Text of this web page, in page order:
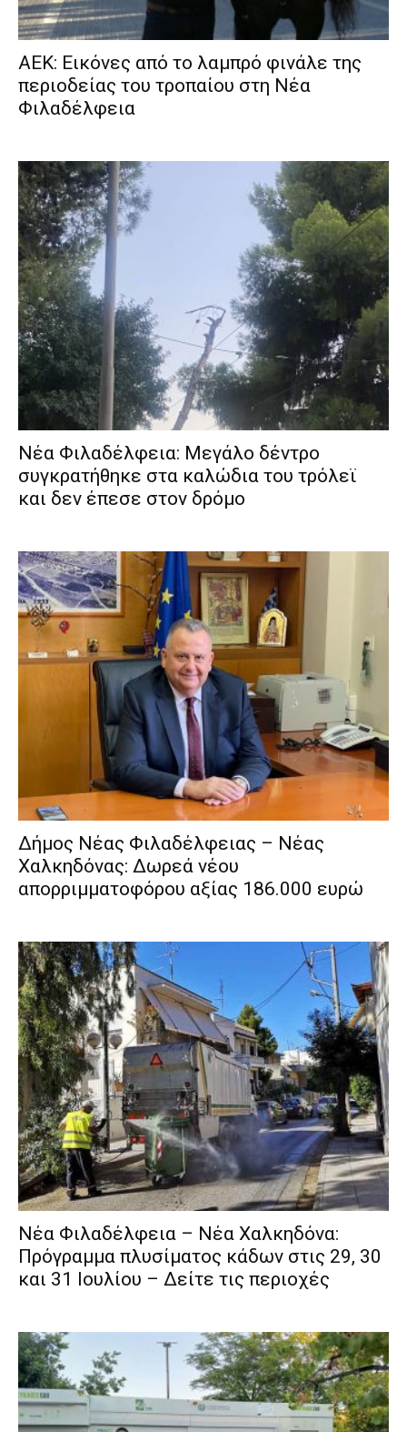
ΑΕΚ: Εικόνες από το λαμπρό φινάλε της
περιοδείας του τροπαίου στη Νέα
Φιλαδέλφεια
Νέα Φιλαδέλφεια: Μεγάλο δέντρο
συγκρατήθηκε στα καλώδια του τρόλεϊ
και δεν έπεσε στον δρόμο
Δήμος Νέας Φιλαδέλφειας – Νέας
Χαλκηδόνας: Δωρεά νέου
απορριμματοφόρου αξίας 186.000 ευρώ
Νέα Φιλαδέλφεια – Νέα Χαλκηδόνα:
Πρόγραμμα πλυσίματος κάδων στις 29, 30
και 31 Ιουλίου – Δείτε τις περιοχές